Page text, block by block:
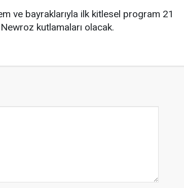
ve bayraklarıyla ilk kitlesel program 21
kutlamaları olacak.